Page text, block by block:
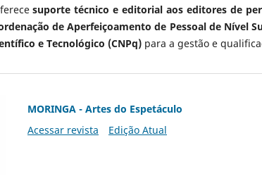
suporte técnico e editorial aos editores de
de Aperfeiçoamento de Pessoal de Nível
e Tecnológico (CNPq) para a gestão e
MORINGA - Artes do Espetáculo
Acessar revista
Edição Atual